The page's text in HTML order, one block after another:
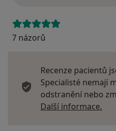
7 názorů
Recenze pacientů
Specialisté nemají
odstranění nebo
Další informace.